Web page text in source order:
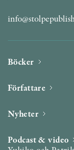
Böcker
Författare
Nyheter
Podcast & video